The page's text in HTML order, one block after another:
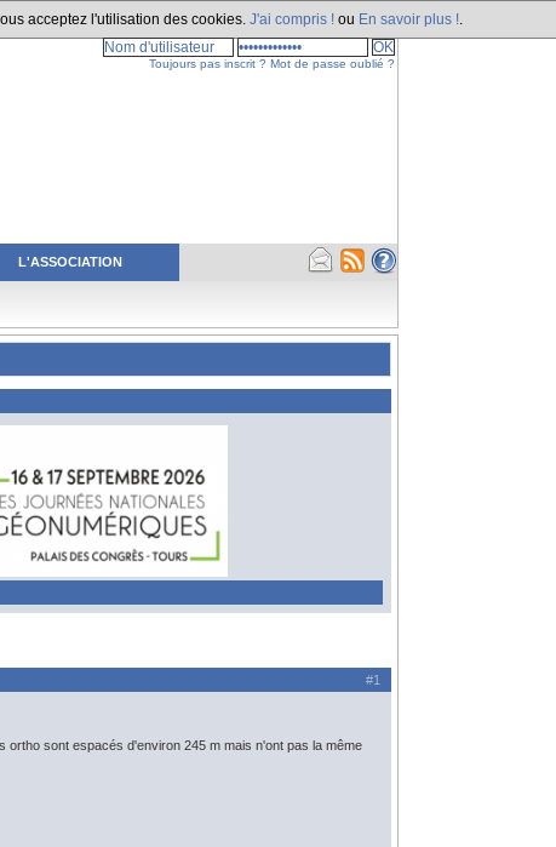
acceptez l'utilisation des cookies. J'ai compris ! ou En savoir plus !
L'ASSOCIATION
Toujours pas inscrit ? Mot de passe oublié ?
#1
ortho sont espacés d'environ 245 m mais n'ont pas la même